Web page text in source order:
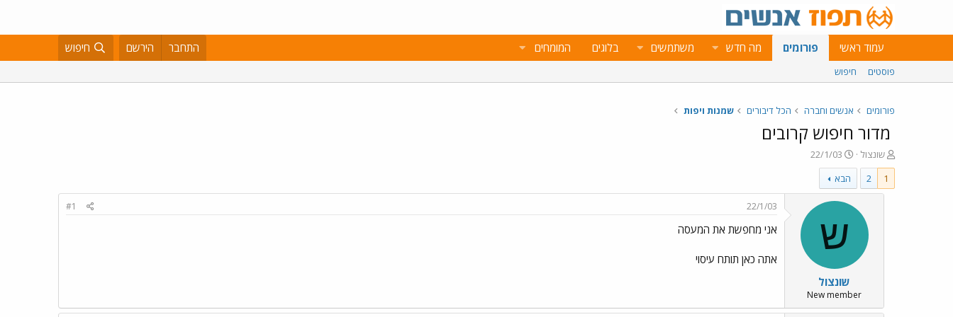
עמוד ראשי פורומים מה חדש משתמשים בלוגים המומחים התחבר הירשם חיפוש
פוסטים חיפוש
פורומים אנשים וחברה הכל דיבורים שמנות ויפות
מדור חיפוש קרובים
פ
ו
ת
ח
שונצול
פ
ו
ר
ס
ם
א
י
ך
22/1/03
1
2 הבא
ש
שונצול
New member
22/1/03
#1
אני מחפשת את המעסה
אתה כאן תותח עיסוי